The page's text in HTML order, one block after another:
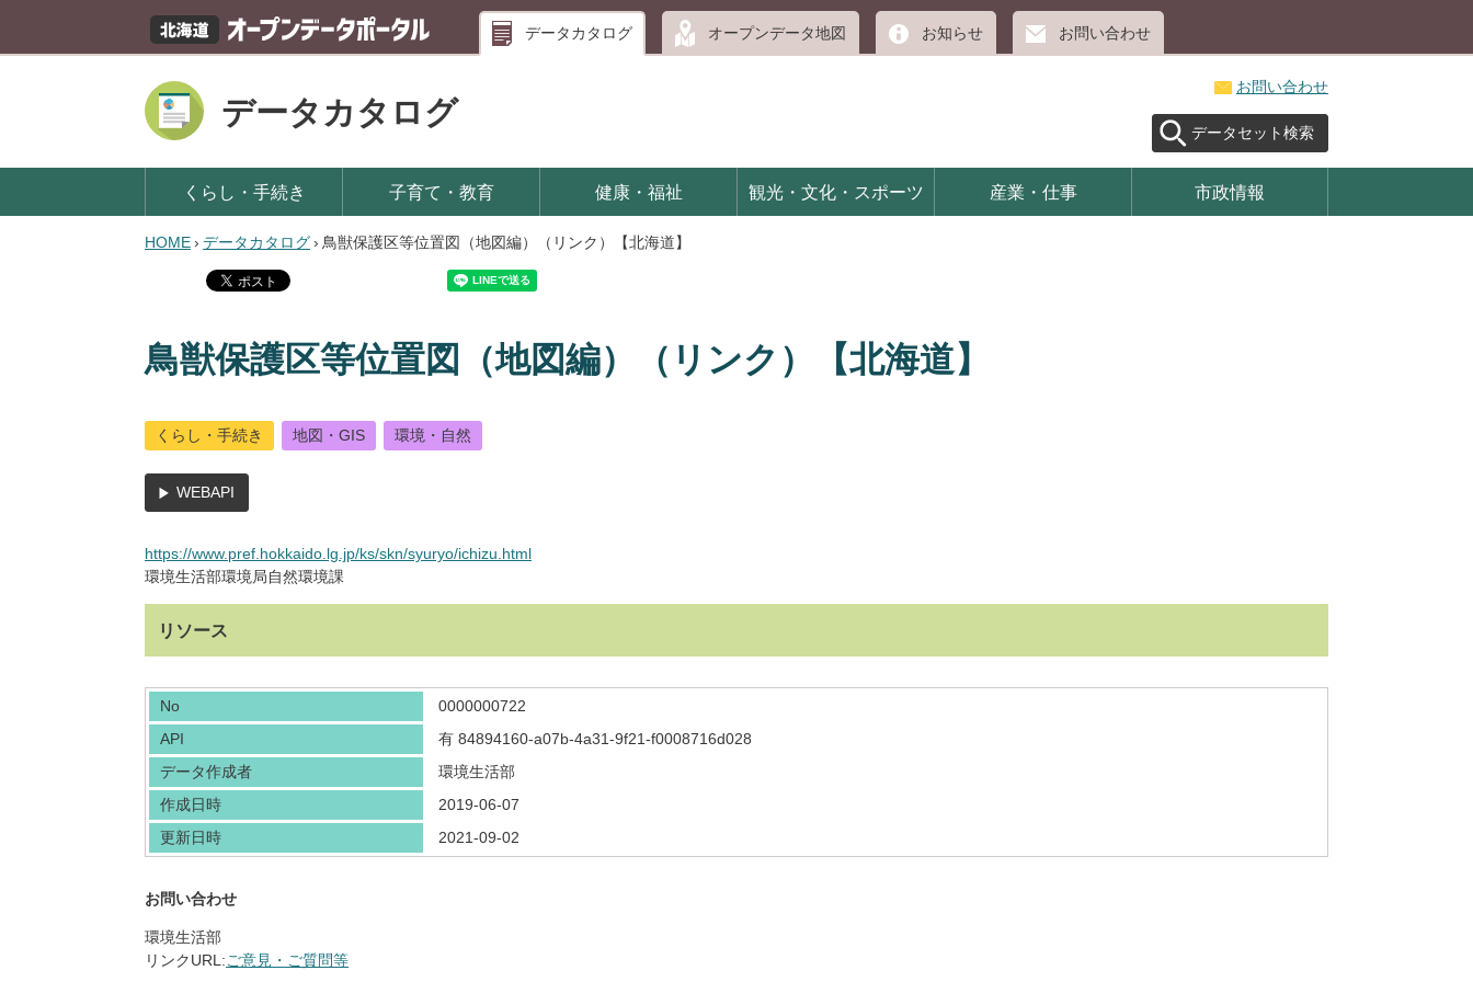
データカタログ オープンデータ地図 お知らせ お問い合わせ
データカタログ
お問い合わせ
データセット検索
くらし・手続き 子育て・教育 健康・福祉 観光・文化・スポーツ 産業・仕事 市政情報
HOME› データカタログ› 鳥獣保護区等位置図（地図編）（リンク）【北海道】
鳥獣保護区等位置図（地図編）（リンク）【北海道】
くらし・手続き 地図・GIS 環境・自然
WEBAPI
https://www.pref.hokkaido.lg.jp/ks/skn/syuryo/ichizu.html
環境生活部環境局自然環境課
リソース
No
0000000722
API
有 84894160-a07b-4a31-9f21-f0008716d028
データ作成者
環境生活部
作成日時
2019-06-07
更新日時
2021-09-02
お問い合わせ
環境生活部
リンクURL:ご意見・ご質問等